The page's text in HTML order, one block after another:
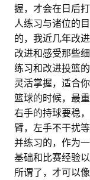
握，才会在日后
人练习与诸位的
的，我近几年改
改进和感受那些
练习和改进投篮
灵活掌握，适合
篮球的时候，最
右手的持球要稳
臂，左手不干扰
并练习的，作为
基础和比赛经验
所谓了，才可以